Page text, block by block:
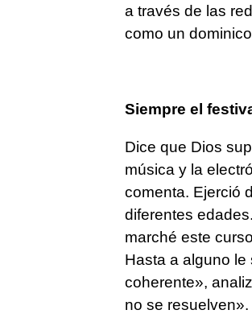
a través de las
como un
Siempre el
Dice que Dios
música y la
comenta. Ejerció
diferentes
marché este
Hasta a alguno
coherente»,
no se